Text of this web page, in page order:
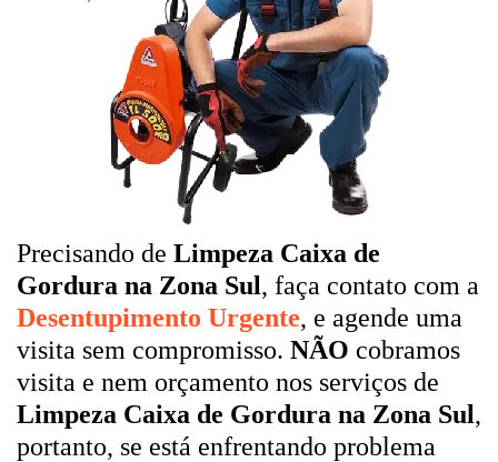
Precisando de Limpeza Caixa de
Gordura na Zona Sul, faça contato com a
Desentupimento Urgente, e agende uma
visita sem compromisso. NÃO cobramos
visita e nem orçamento nos serviços de
Limpeza Caixa de Gordura na Zona Sul,
portanto, se está enfrentando problema